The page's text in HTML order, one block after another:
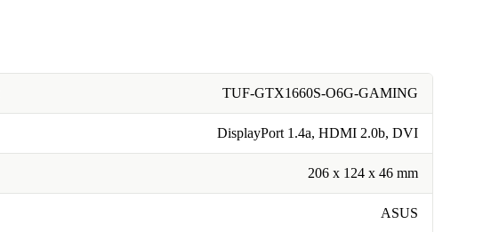
TUF-GTX1660S-O6G-GAMING
DisplayPort 1.4a, HDMI 2.0b, DVI
206 x 124 x 46 mm
ASUS